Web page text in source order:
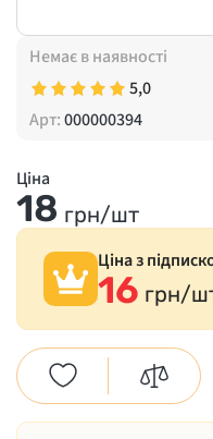
Немає в наявності
5,0
Арт:000000394
Ціна
18 грн/шт
Ціна з
16 грн/